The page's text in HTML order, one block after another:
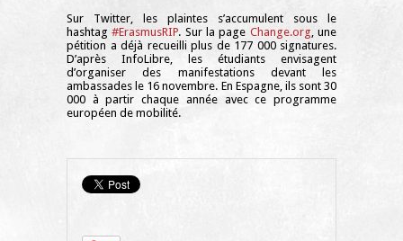
Sur Twitter, les plaintes s’accumulent sous le
hashtag#ErasmusRIP. Sur la page Change.org, une
pétition a déjà recueilli plus de 177 000 signatures.
D’après InfoLibre, les étudiants envisagent
d’organiser des manifestations devant les
ambassades le 16 novembre. En Espagne, ils sont 30
000 à partir chaque année avec ce programme
européen de mobilité.